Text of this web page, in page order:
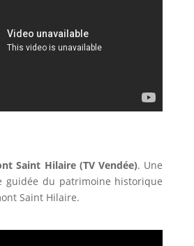
Saint Hilaire (TV Vendée). Une
guidée du patrimoine historique
Saint Hilaire.